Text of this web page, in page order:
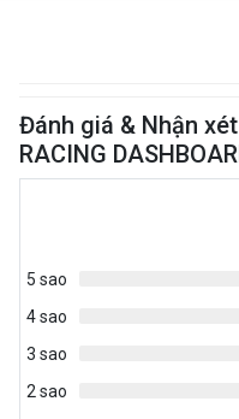
Đánh giá & Nhận
RACING
5 sao
4 sao
3 sao
2 sao